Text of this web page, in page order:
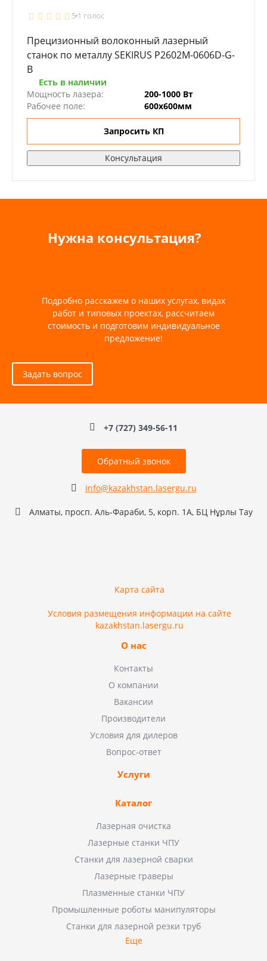
5 1 голос
Прецизионный волоконный лазерный
станок по металлу SEKIRUS P2602М-0606D-G-
B
Есть в наличии
Мощность лазера:
200-1000 Вт
Рабочее поле:
600х600мм
Запросить КП
Консультация
Нужна консультация?
Подробно расскажем о наших услугах, видах
работ и типовых проектах, рассчитаем
стоимость и подготовим индивидуальное
предложение!
Задать вопрос
+7 (727) 349-56-11
Обратный звонок
info@kazakhstan.lasergu.ru
Алматы, просп. Аль-Фараби, 5, корп. 1А, БЦ Нұрлы Тау
Карта сайта
Условия размещения информации на сайте
kazakhstan.lasergu.ru
О нас
Контакты
О компании
Вакансии
Производители
Условия для дилеров
Вопрос-ответ
Услуги
Каталог
Лазерная очистка
Лазерные станки ЧПУ
Станки для лазерной сварки
Лазерные граверы
Плазменные станки ЧПУ
Промышленные роботы манипуляторы
Станки для лазерной резки труб
Еще